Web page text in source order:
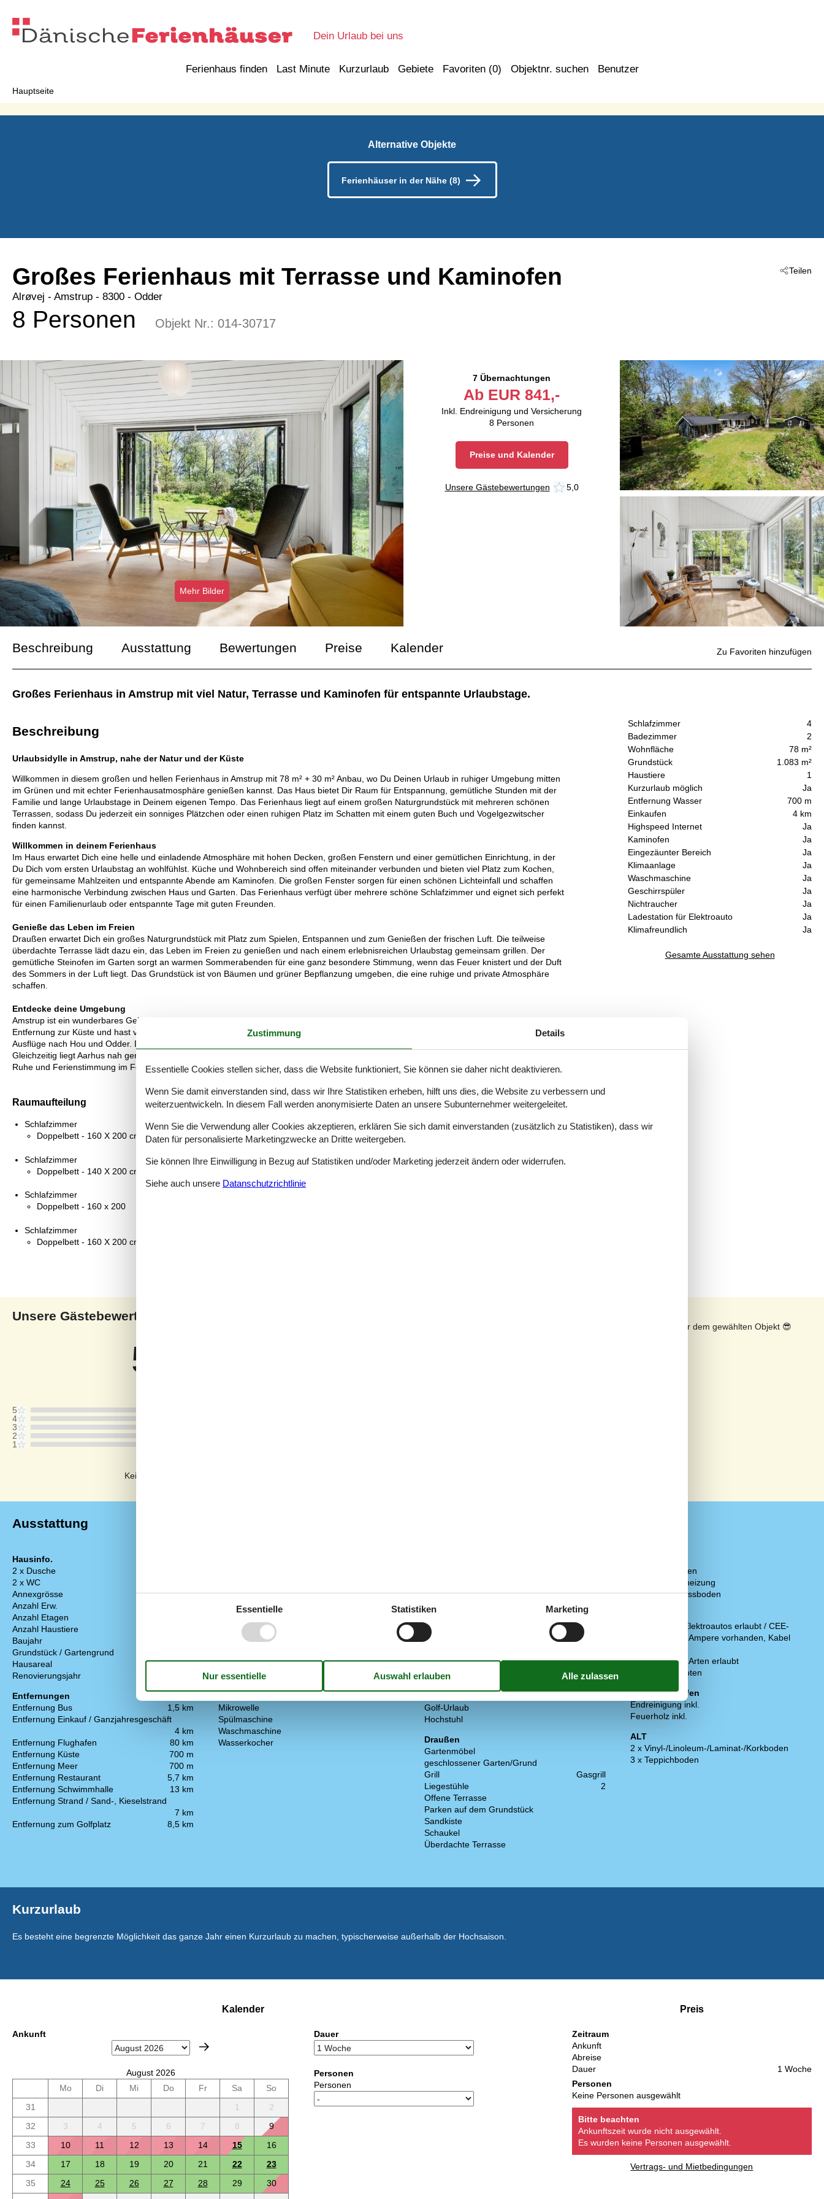
Dein Urlaub bei uns
Ferienhaus finden Last Minute Kurzurlaub Gebiete Favoriten (0) Objektnr. suchen Benutzer
Hauptseite
Alternative Objekte
Ferienhäuser in der Nähe (8)
Teilen
Großes Ferienhaus mit Terrasse und Kaminofen
Alrøvej - Amstrup - 8300 - Odder
8 Personen Objekt Nr.: 014-30717
Mehr Bilder
7 Übernachtungen
Ab EUR 841,-
Inkl. Endreinigung und Versicherung
8 Personen
Preise und Kalender
Unsere Gästebewertungen 5,0
Beschreibung Ausstattung Bewertungen Preise Kalender
Großes Ferienhaus in Amstrup mit viel Natur, Terrasse und Kaminofen für entspannte Urlaubstage.
Schlafzimmer
4
Badezimmer
2
Wohnfläche
78 m²
Grundstück
1.083 m²
Haustiere
1
Kurzurlaub möglich
Ja
Entfernung Wasser
700 m
Einkaufen
4 km
Highspeed Internet
Ja
Kaminofen
Ja
Eingezäunter Bereich
Ja
Klimaanlage
Ja
Waschmaschine
Ja
Geschirrspüler
Ja
Nichtraucher
Ja
Ladestation für Elektroauto
Ja
Klimafreundlich
Ja
Gesamte Ausstattung sehen
Zu Favoriten hinzufügen
Beschreibung
Urlaubsidylle in Amstrup, nahe der Natur und der Küste
Willkommen in diesem großen und hellen Ferienhaus in Amstrup mit 78 m² + 30 m² Anbau, wo Du Deinen Urlaub in ruhiger Umgebung mitten
im Grünen und mit echter Ferienhausatmosphäre genießen kannst. Das Haus bietet Dir Raum für Entspannung, gemütliche Stunden mit der
Familie und lange Urlaubstage in Deinem eigenen Tempo. Das Ferienhaus liegt auf einem großen Naturgrundstück mit mehreren schönen
Terrassen, sodass Du jederzeit ein sonniges Plätzchen oder einen ruhigen Platz im Schatten mit einem guten Buch und Vogelgezwitscher
finden kannst.
Willkommen in deinem Ferienhaus
Im Haus erwartet Dich eine helle und einladende Atmosphäre mit hohen Decken, großen Fenstern und einer gemütlichen Einrichtung, in der
Du Dich vom ersten Urlaubstag an wohlfühlst. Küche und Wohnbereich sind offen miteinander verbunden und bieten viel Platz zum Kochen,
für gemeinsame Mahlzeiten und entspannte Abende am Kaminofen. Die großen Fenster sorgen für einen schönen Lichteinfall und schaffen
eine harmonische Verbindung zwischen Haus und Garten. Das Ferienhaus verfügt über mehrere schöne Schlafzimmer und eignet sich perfekt
für einen Familienurlaub oder entspannte Tage mit guten Freunden.
Genieße das Leben im Freien
Draußen erwartet Dich ein großes Naturgrundstück mit Platz zum Spielen, Entspannen und zum Genießen der frischen Luft. Die teilweise
überdachte Terrasse lädt dazu ein, das Leben im Freien zu genießen und nach einem erlebnisreichen Urlaubstag gemeinsam grillen. Der
gemütliche Steinofen im Garten sorgt an warmen Sommerabenden für eine ganz besondere Stimmung, wenn das Feuer knistert und der Duft
des Sommers in der Luft liegt. Das Grundstück ist von Bäumen und grüner Bepflanzung umgeben, die eine ruhige und private Atmosphäre
schaffen.
Entdecke deine Umgebung
Amstrup ist ein wunderbares Gebiet für Dich, wenn Du Natur, Strand und eine entspannte Urlaubsstimmung liebst. Du wohnst in kurzer
Entfernung zur Küste und hast viele Möglichkeiten für Spaziergänge am Wasser, Fahrradtouren durch die schöne Landschaft und gemütliche
Ausflüge nach Hou und Odder. Die Gegend bietet außerdem gute Möglichkeiten zum Angeln und schöne Erlebnisse am Norsminde Fjord.
Gleichzeitig liegt Aarhus nah genug für einen spannenden Tagesausflug mit Shopping, Cafés und kulturellen Erlebnissen, bevor Du wieder zur
Ruhe und Ferienstimmung im Ferienhaus zurückkehrst.
Raumaufteilung
Schlafzimmer
Doppelbett - 160 X 200 cm
Schlafzimmer
Doppelbett - 140 X 200 cm
Schlafzimmer
Doppelbett - 160 x 200
Schlafzimmer
Doppelbett - 160 X 200 cm
Unsere Gästebewertungen
5,0
5
4
3
2
1
Keine Bewertungen haben Kommentare.
Sonnenstand über dem gewählten Objekt 😎
Ausstattung
Hausinfo.
2 x Dusche
2 x WC
Annexgrösse
30 m²
Anzahl Erw.
Anzahl Etagen
Anzahl Haustiere
Baujahr
Grundstück / Gartengrund
Hausareal
78 m²
Renovierungsjahr
Entfernungen
Entfernung Bus
1,5 km
Entfernung Einkauf / Ganzjahresgeschäft
4 km
Entfernung Flughafen
80 km
Entfernung Küste
700 m
Entfernung Meer
700 m
Entfernung Restaurant
5,7 km
Entfernung Schwimmhalle
13 km
Entfernung Strand / Sand-, Kieselstrand
7 km
Entfernung zum Golfplatz
8,5 km
Kaminofen
Küchengeräte
2 x Kühlschrank mit Gefrierfach
Abzugshaube
Bügelbrett
Bügeleisen
Mikrowelle
Spülmaschine
Waschmaschine
Wasserkocher
Dienste mit dem Chromecast im Haus und
eigenen Ta.. verfolgen
Min. ZDF, ARD
Dän. TV
Min. DR freie Kanäle und TV2
Kostenloses WLAN - mehr als 100 Mbit
Schwedisches TV
TV
Golf-Urlaub
Hochstuhl
Draußen
Gartenmöbel
geschlossener Garten/Grund
Grill
Gasgrill
Liegestühle
2
Offene Terrasse
Parken auf dem Grundstück
Sandkiste
Schaukel
Überdachte Terrasse
2 x Fliesenboden
2 x Fußbodenheizung
Holz-/Parkettfussboden
Aufladen des Elektroautos erlaubt / CEE-
Stecker mit 16 Ampere vorhanden, Kabel
Haustiere: alle Arten erlaubt
Rauchen verboten
Preis inbegriffen
Endreinigung inkl.
Feuerholz inkl.
ALT
2 x Vinyl-/Linoleum-/Laminat-/Korkboden
3 x Teppichboden
Kurzurlaub
Es besteht eine begrenzte Möglichkeit das ganze Jahr einen Kurzurlaub zu machen, typischerweise außerhalb der Hochsaison.
Kalender
Ankunft
August 2026
Mo
Di Mi Do Fr Sa
So
31
1
2
32
3 4 5 6 7 8
9
33
10 11 12 13 14 15
16
34
17 18 19 20 21 22
23
35
24 25 26 27 28 29
30
Dauer
Personen
Personen
Preis
Zeitraum
Ankunft
Abreise
Dauer
1 Woche
Personen
Keine Personen ausgewählt
Bitte beachten
Ankunftszeit wurde nicht ausgewählt.
Es wurden keine Personen ausgewählt.
Vertrags- und Mietbedingungen
Zustimmung Details
Essentielle Cookies stellen sicher, dass die Website funktioniert, Sie können sie daher nicht deaktivieren.
Wenn Sie damit einverstanden sind, dass wir Ihre Statistiken erheben, hilft uns dies, die Website zu verbessern und
weiterzuentwickeln. In diesem Fall werden anonymisierte Daten an unsere Subunternehmer weitergeleitet.
Wenn Sie die Verwendung aller Cookies akzeptieren, erklären Sie sich damit einverstanden (zusätzlich zu Statistiken), dass wir
Daten für personalisierte Marketingzwecke an Dritte weitergeben.
Sie können Ihre Einwilligung in Bezug auf Statistiken und/oder Marketing jederzeit ändern oder widerrufen.
Siehe auch unsere Datanschutzrichtlinie
Essentielle Statistiken Marketing